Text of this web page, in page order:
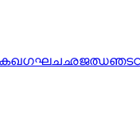
ഖഗഘചഛജഝഞട